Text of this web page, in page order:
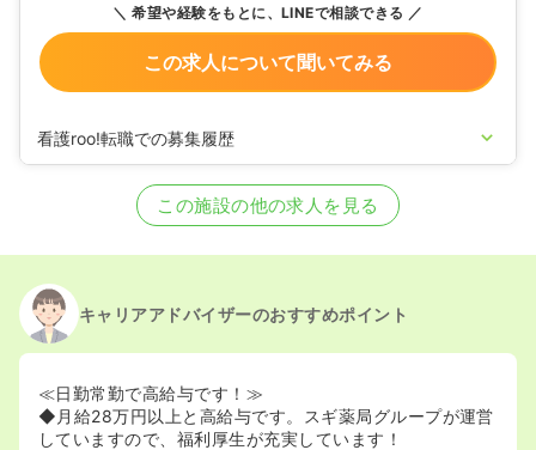
希望や経験をもとに、LINEで相談できる
この求人について聞いてみる
看護roo!転職での募集履歴
正看護師の募集を休止
正看護師の募集を開始
2021/12/10正看護師の募集を開始
2020/09/17
この施設の他の求人を見る
キャリアアドバイザーのおすすめポイント
≪日勤常勤で高給与です！≫
◆月給28万円以上と高給与です。スギ薬局グループが運営
していますので、福利厚生が充実しています！